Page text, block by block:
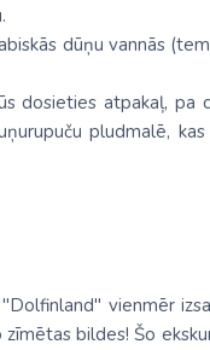
dūņu vannās
dosieties atpakaļ,
pludmalē,
vienmēr
bildes! Šo